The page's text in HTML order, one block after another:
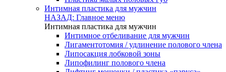
Интимная пластика для мужчин
НАЗАД: Главное меню
Интимная пластика для мужчин
Интимное отбеливание для мужчин
Лигаментотомия / удлинение полового члена
Липосакция лобковой зоны
Липофилинг полового члена